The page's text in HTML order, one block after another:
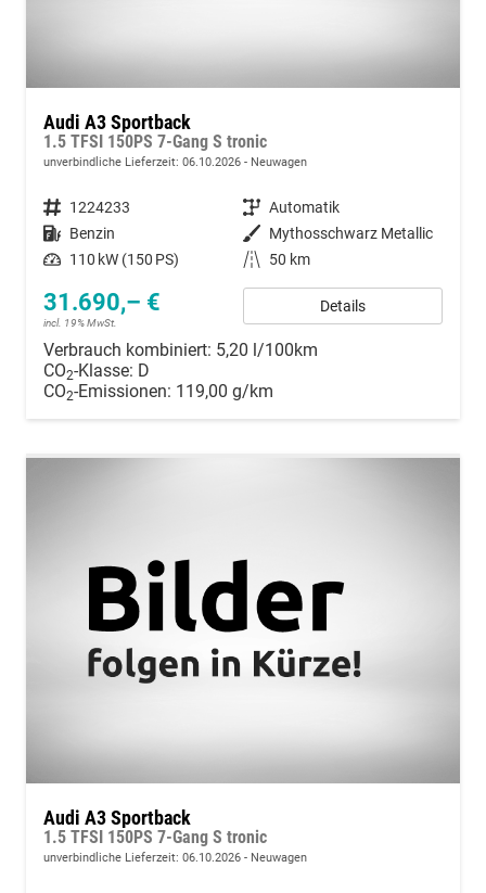
Audi A3 Sportback
1.5 TFSI 150PS 7-Gang S tronic
unverbindliche Lieferzeit: 06.10.2026 Neuwagen
Fahrzeugnummer 1224233 Getriebe Automatik
Kraftstoff Benzin Außenfarbe Mythosschwarz Metallic
Leistung 110 kW (150 PS) Kilometerstand 50 km
31.690,– €
incl. 19% MwSt.
Details
Verbrauch kombiniert: 5,20 l/100km
CO2-Klasse: D
CO2-Emissionen: 119,00 g/km
Audi A3 Sportback
1.5 TFSI 150PS 7-Gang S tronic
unverbindliche Lieferzeit: 06.10.2026 Neuwagen